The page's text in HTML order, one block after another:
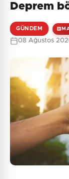
Deprem
GÜNDEM
08 Ağustos